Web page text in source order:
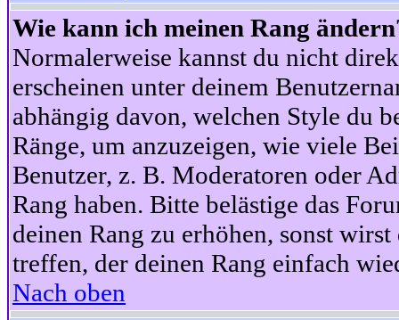
Wie kann ich meinen Rang
Normalerweise kannst du nicht
erscheinen unter deinem
abhängig davon, welchen Style du
Ränge, um anzuzeigen, wie viele
Benutzer, z. B. Moderatoren oder
Rang haben. Bitte belästige das
deinen Rang zu erhöhen, sonst
treffen, der deinen Rang einfach
Nach oben